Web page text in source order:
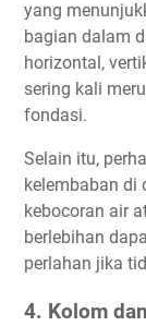
yang
bagian dalam
horizontal,
sering kali
fondasi.
Selain itu,
kelembaban di
kebocoran air
berlebihan
perlahan jika
4. Kolom